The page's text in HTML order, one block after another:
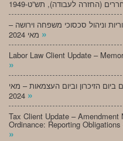
וניהול סכסוכי משפחה וירושה –
»
Labor Law Client Update –
»
הזיכרון וביום העצמאות – מאי
»
Tax Client Update –
Ordinance: Reporting
»